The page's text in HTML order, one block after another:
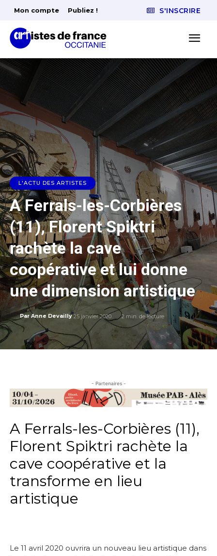
Mon compte Publiez ! S'INSCRIRE
L'ACTU DES ARTISTES
A Ferrals-les-Corbières
(11), Florent Spiktri
rachète la cave
coopérative et lui donne
une dimension artistique
Par Anne Devailly 25 janvier 2020 2 min. de lecture
- Partenaires -
A Ferrals-les-Corbières (11),
Florent Spiktri rachète la
cave coopérative et la
transforme en lieu
artistique
Le 11 avril 2020 ouvrira un nouveau lieu artistique dans